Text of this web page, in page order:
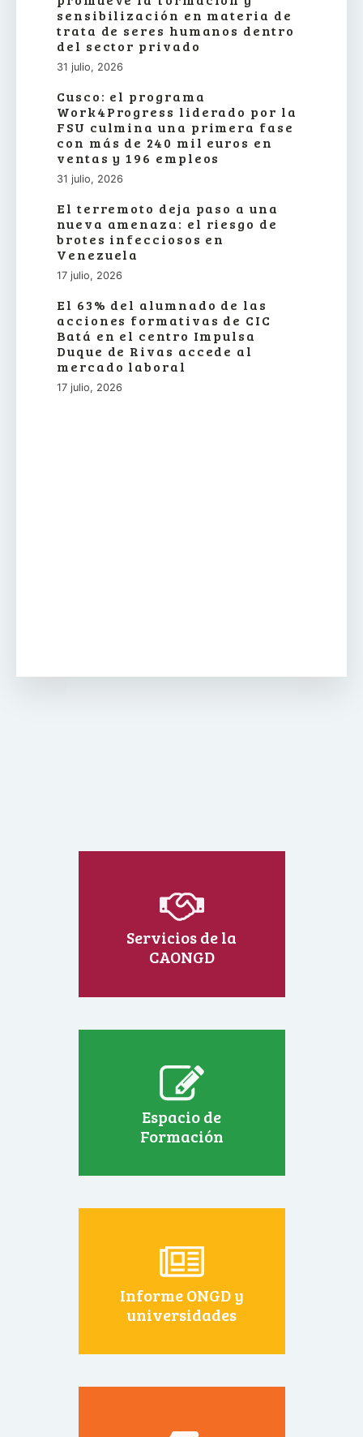
sensibilización en materia de
trata de seres humanos dentro
del sector privado
31 julio, 2026
Cusco: el programa
Work4Progress liderado por la
FSU culmina una primera fase
con más de 240 mil euros en
ventas y 196 empleos
31 julio, 2026
El terremoto deja paso a una
nueva amenaza: el riesgo de
brotes infecciosos en
Venezuela
17 julio, 2026
El 63% del alumnado de las
acciones formativas de CIC
Batá en el centro Impulsa
Duque de Rivas accede al
mercado laboral
17 julio, 2026
Servicios de la
CAONGD
Espacio de
Formación
Informe ONGD y
universidades